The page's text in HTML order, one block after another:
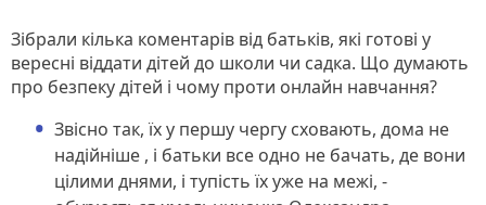
Зібрали кілька коментарів від батьків, які готові у
вересні віддати дітей до школи чи садка. Що думають
про безпеку дітей і чому проти онлайн навчання?
Звісно так, їх у першу чергу сховають, дома не
надійніше , і батьки все одно не бачать, де вони
цілими днями, і тупість їх уже на межі, -